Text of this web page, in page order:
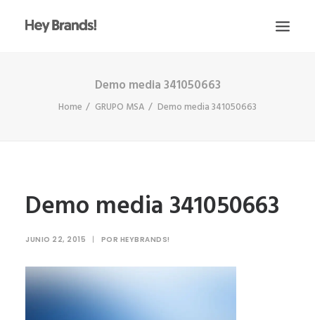
CONÓCENOS
ESCRÍBENOS
Demo media 341050663
Home GRUPO MSA Demo media 341050663
Demo media 341050663
JUNIO 22, 2015 | POR HEYBRANDS!